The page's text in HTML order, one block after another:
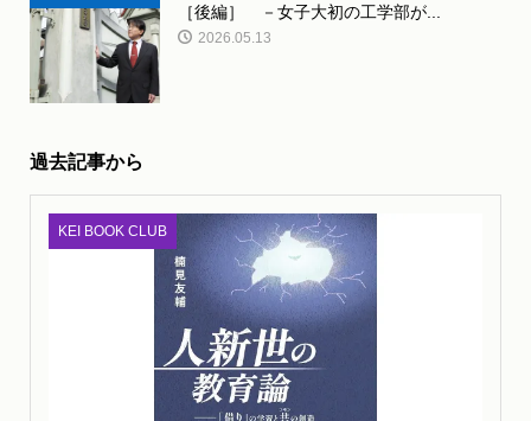
ー
［後編］ －女子大初の工学部が...
2026.05.13
過去記事から
KEI BOOK CLUB